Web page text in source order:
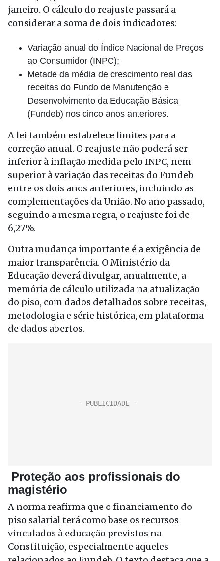
janeiro. O cálculo do reajuste passará a
considerar a soma de dois indicadores:
Variação anual do Índice Nacional de Preços
ao Consumidor (INPC);
Metade da média de crescimento real das
receitas do Fundo de Manutenção e
Desenvolvimento da Educação Básica
(Fundeb) nos cinco anos anteriores.
A lei também estabelece limites para a
correção anual. O reajuste não poderá ser
inferior à inflação medida pelo INPC, nem
superior à variação das receitas do Fundeb
entre os dois anos anteriores, incluindo as
complementações da União. No ano passado,
seguindo a mesma regra, o reajuste foi de
6,27%.
Outra mudança importante é a exigência de
maior transparência. O Ministério da
Educação deverá divulgar, anualmente, a
memória de cálculo utilizada na atualização
do piso, com dados detalhados sobre receitas,
metodologia e série histórica, em plataforma
de dados abertos.
Proteção aos profissionais do
magistério
A norma reafirma que o financiamento do
piso salarial terá como base os recursos
vinculados à educação previstos na
Constituição, especialmente aqueles